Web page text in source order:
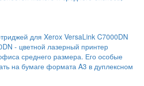
для Xerox VersaLink C7000DN
- цветной лазерный принтер
среднего размера. Его особые
на бумаге формата A3 в дуплексном